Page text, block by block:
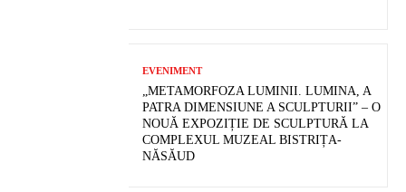
EVENIMENT
„METAMORFOZA LUMINII. LUMINA, A
PATRA DIMENSIUNE A SCULPTURII” – O
NOUĂ EXPOZIȚIE DE SCULPTURĂ LA
COMPLEXUL MUZEAL BISTRIȚA-
NĂSĂUD